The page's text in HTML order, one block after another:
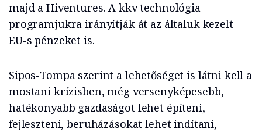
majd a Hiventures. A kkv technológia
programjukra irányítják át az általuk kezelt
EU-s pénzeket is.
Sipos-Tompa szerint a lehetőséget is látni kell a
mostani krízisben, még versenyképesebb,
hatékonyabb gazdaságot lehet építeni,
fejleszteni, beruházásokat lehet indítani,